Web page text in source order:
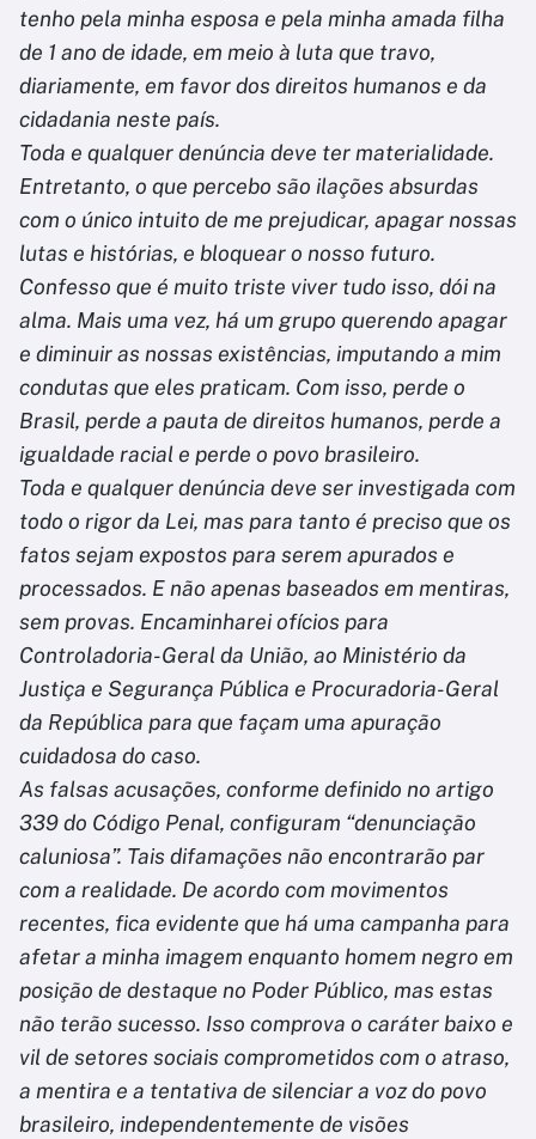
tenho pela minha esposa e pela minha amada filha
de 1 ano de idade, em meio à luta que travo,
diariamente, em favor dos direitos humanos e da
cidadania neste país.
Toda e qualquer denúncia deve ter materialidade.
Entretanto, o que percebo são ilações absurdas
com o único intuito de me prejudicar, apagar nossas
lutas e histórias, e bloquear o nosso futuro.
Confesso que é muito triste viver tudo isso, dói na
alma. Mais uma vez, há um grupo querendo apagar
e diminuir as nossas existências, imputando a mim
condutas que eles praticam. Com isso, perde o
Brasil, perde a pauta de direitos humanos, perde a
igualdade racial e perde o povo brasileiro.
Toda e qualquer denúncia deve ser investigada com
todo o rigor da Lei, mas para tanto é preciso que os
fatos sejam expostos para serem apurados e
processados. E não apenas baseados em mentiras,
sem provas. Encaminharei ofícios para
Controladoria-Geral da União, ao Ministério da
Justiça e Segurança Pública e Procuradoria-Geral
da República para que façam uma apuração
cuidadosa do caso.
As falsas acusações, conforme definido no artigo
339 do Código Penal, configuram “denunciação
caluniosa”. Tais difamações não encontrarão par
com a realidade. De acordo com movimentos
recentes, fica evidente que há uma campanha para
afetar a minha imagem enquanto homem negro em
posição de destaque no Poder Público, mas estas
não terão sucesso. Isso comprova o caráter baixo e
vil de setores sociais comprometidos com o atraso,
a mentira e a tentativa de silenciar a voz do povo
brasileiro, independentemente de visões